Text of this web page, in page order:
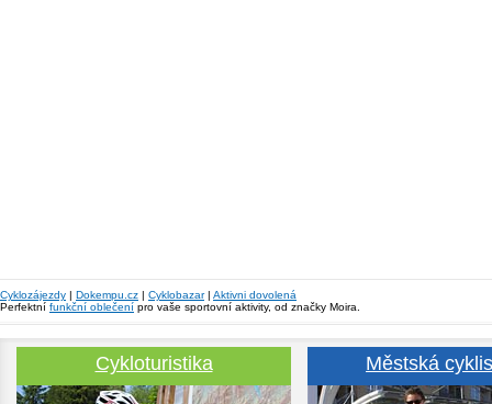
Cyklozájezdy | Dokempu.cz | Cyklobazar| Aktivni dovolená
Perfektní funkční oblečení pro vaše sportovní aktivity, od značky Moira.
Cykloturistika Městská